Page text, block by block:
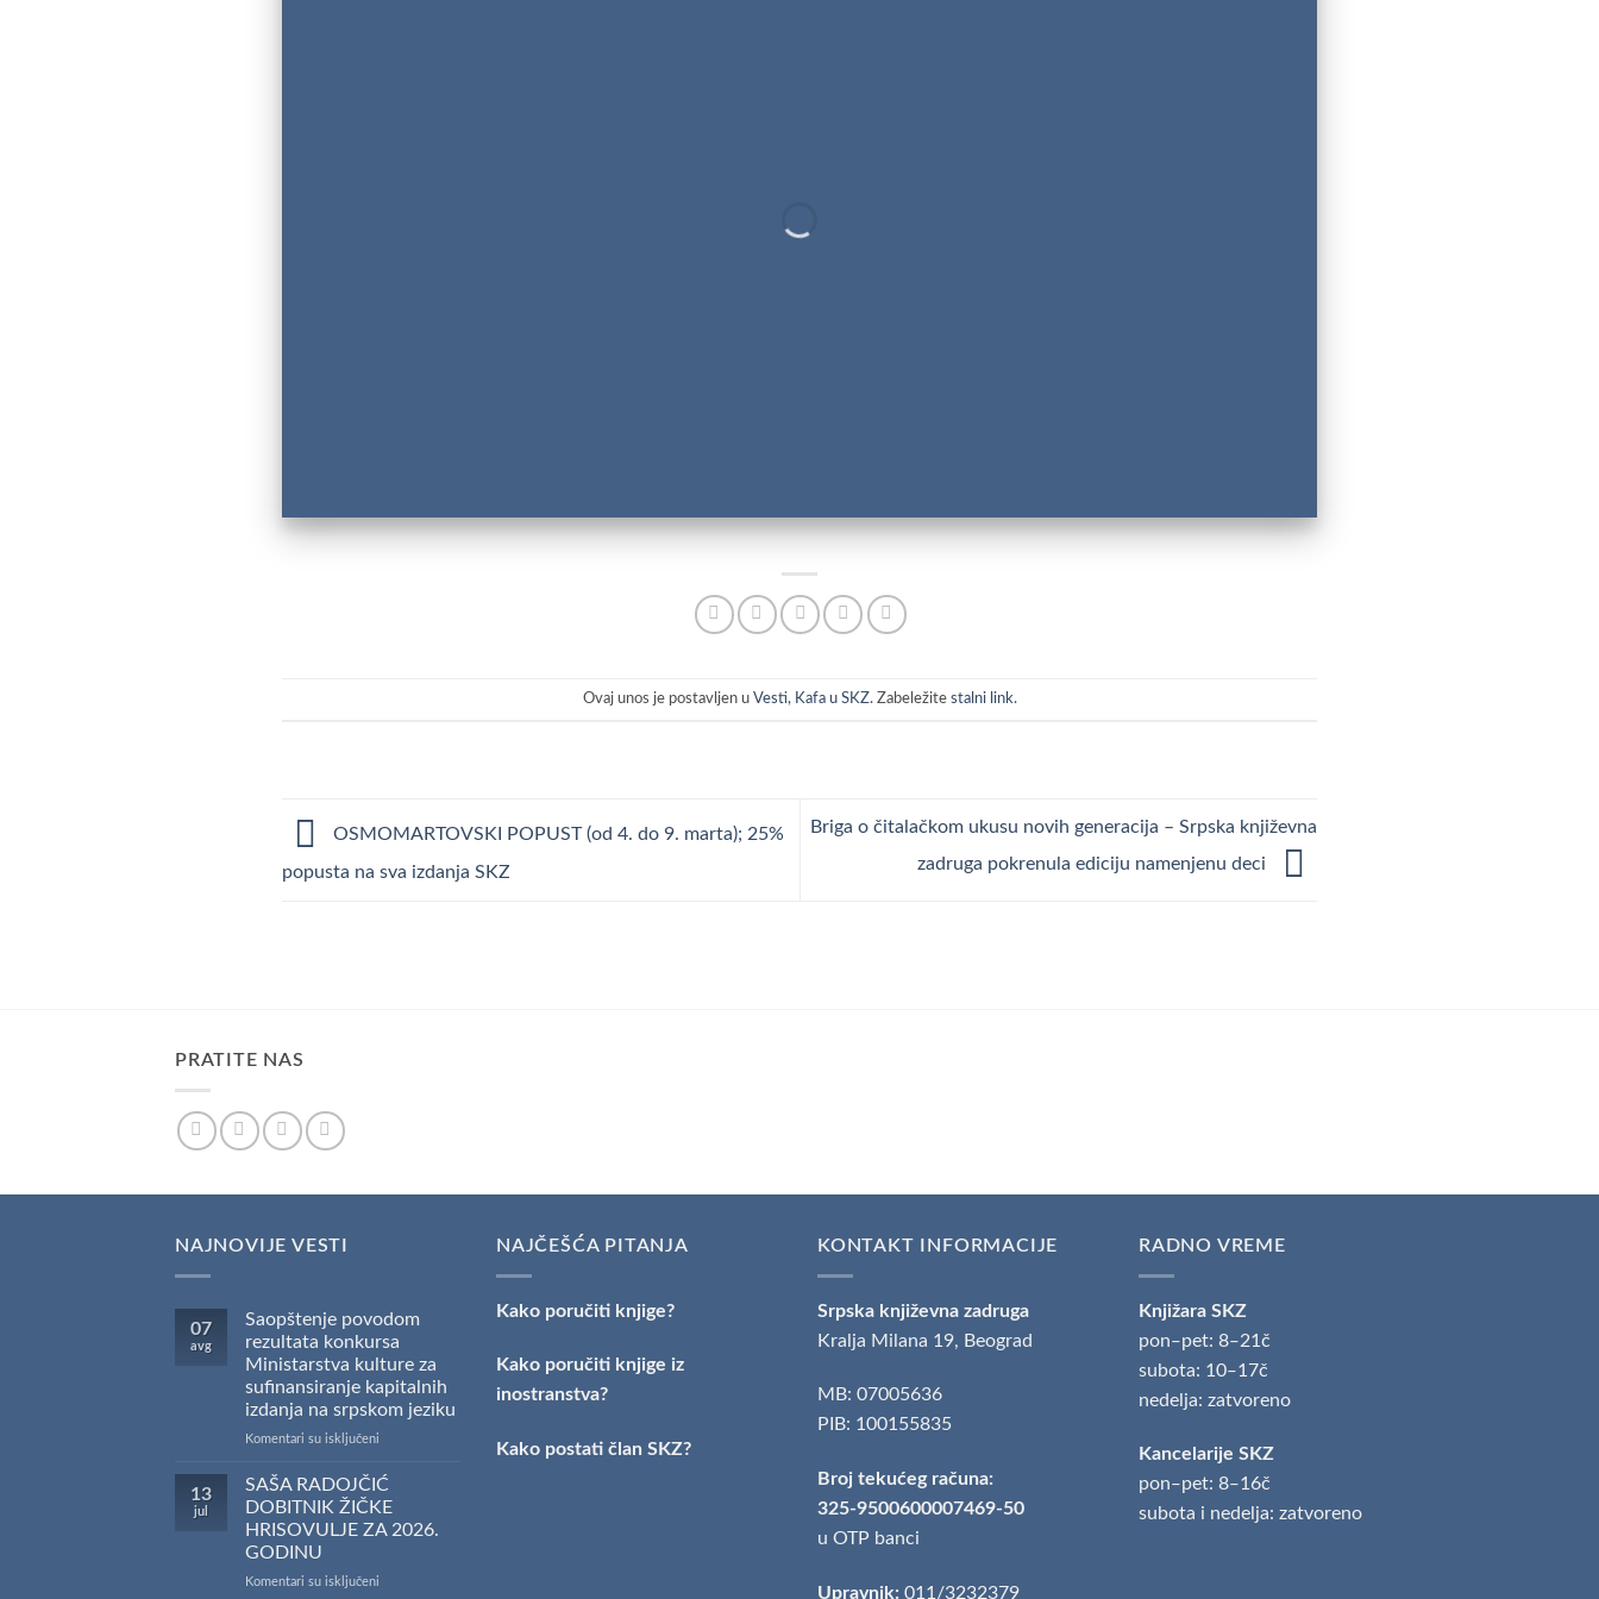
Ovaj unos je postavljen u Vesti, Kafa u SKZ. Zabeležite stalni link.
OSMOMARTOVSKI POPUST (od 4. do 9. marta); 25%
popusta na sva izdanja SKZ
Briga o čitalačkom ukusu novih generacija – Srpska književna
zadruga pokrenula ediciju namenjenu deci
PRATITE NAS
NAJNOVIJE VESTI
07
avg
Saopštenje povodom
rezultata konkursa
Ministarstva kulture za
sufinansiranje kapitalnih
izdanja na srpskom jeziku
Komentari su isključeni
povodom
rezultata
Ministarstva
13
jul
SAŠA RADOJČIĆ
DOBITNIK ŽIČKE
HRISOVULJE ZA 2026.
GODINU
Komentari su isključeni
NAJČEŠĆA PITANJA
Kako poručiti knjige?
Kako poručiti knjige iz
inostranstva?
Kako postati član SKZ?
KONTAKT INFORMACIJE
Srpska književna zadruga
Kralja Milana 19, Beograd
MB: 07005636
PIB: 100155835
Broj tekućeg računa:
325-9500600007469-50
u OTP banci
Upravnik: 011/3232379
RADNO VREME
Knjižara SKZ
pon‒pet: 8‒21č
subota: 10‒17č
nedelja: zatvoreno
Kancelarije SKZ
pon‒pet: 8‒16č
subota i nedelja: zatvoreno